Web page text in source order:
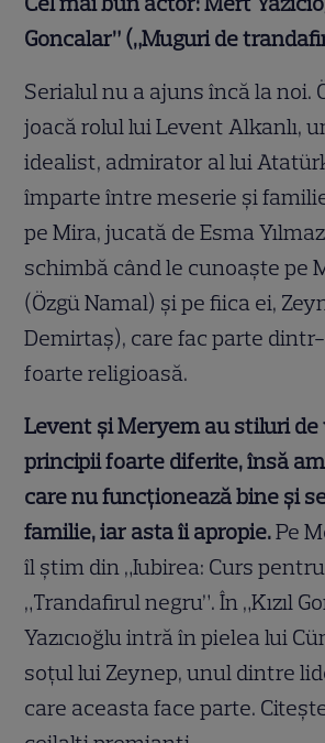
Goncalar” („Muguri de
Serialul nu a ajuns încă la noi.
joacă rolul lui Levent Alkanlı,
idealist, admirator al lui
împarte între meserie și
pe Mira, jucată de Esma
schimbă când le cunoaște pe
(Özgü Namal) și pe fiica ei,
Demirtaş), care fac parte
foarte religioasă.
Levent și Meryem au stiluri
principii foarte diferite, însă
care nu funcționează bine și
familie, iar asta îi apropie.Pe
îl știm din „Iubirea: Curs
„Trandafirul negru”. În „Kızıl
Yazıcıoğlu intră în pielea lui
soțul lui Zeynep, unul dintre
care aceasta face parte.